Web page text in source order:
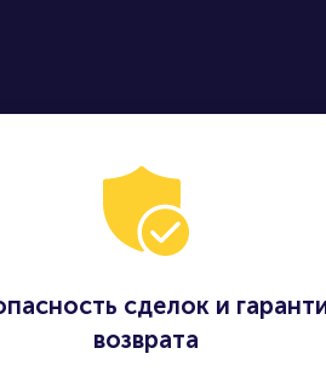
сделок и
возврата